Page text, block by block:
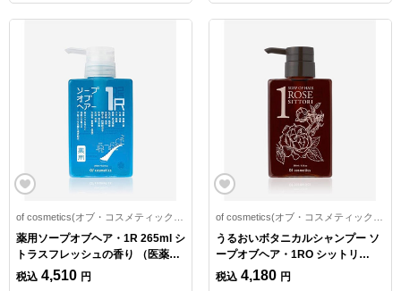
薬用ソープオブヘア・1R 265ml シ
トラスフレッシュの香り （医薬部
外品）
税込 4,510 円
うるおいボタニカルシャンプー ソ
ープオブヘア・1RO シットリ
265ml ダマスクローズの香り
税込 4,180 円